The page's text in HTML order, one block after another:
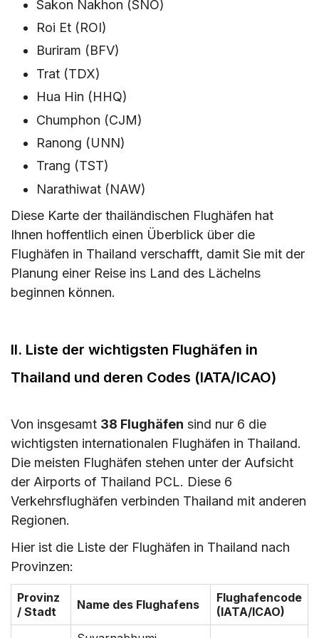
Sakon Nakhon (SNO)
Roi Et (ROI)
Buriram (BFV)
Trat (TDX)
Hua Hin (HHQ)
Chumphon (CJM)
Ranong (UNN)
Trang (TST)
Narathiwat (NAW)
Diese Karte der thailändischen Flughäfen hat
Ihnen hoffentlich einen Überblick über die
Flughäfen in Thailand verschafft, damit Sie mit der
Planung einer Reise ins Land des Lächelns
beginnen können.
II. Liste der wichtigsten Flughäfen in
Thailand und deren Codes (IATA/ICAO)
Von insgesamt 38 Flughäfen sind nur 6 die
wichtigsten internationalen Flughäfen in Thailand.
Die meisten Flughäfen stehen unter der Aufsicht
der Airports of Thailand PCL. Diese 6
Verkehrsflughäfen verbinden Thailand mit anderen
Regionen.
Hier ist die Liste der Flughäfen in Thailand nach
Provinzen:
Provinz
/ Stadt
Name des Flughafens
Flughafencode
(IATA/ICAO)